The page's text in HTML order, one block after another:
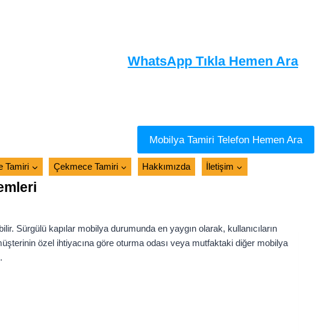
WhatsApp Tıkla Hemen Ara
Mobilya Tamiri Telefon Hemen Ara
Tamiri Çekmece Tamiri Hakkımızda İletişim
Sürgülü kapılar mobilya durumunda en yaygın olarak, kullanıcıların
özel ihtiyacına göre oturma odası veya mutfaktaki diğer mobilya